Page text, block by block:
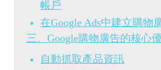
帳戶
在Google Ads中建立購物
三、Google購物廣告的核心
自動抓取產品資訊